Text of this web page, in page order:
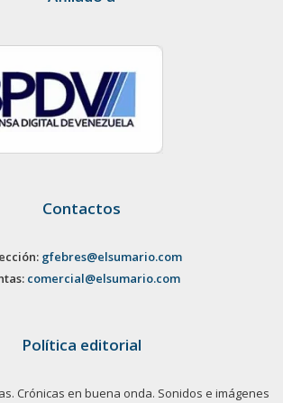
Contactos
gfebres@elsumario.com
comercial@elsumario.com
Política editorial
Crónicas en buena onda. Sonidos e imágenes